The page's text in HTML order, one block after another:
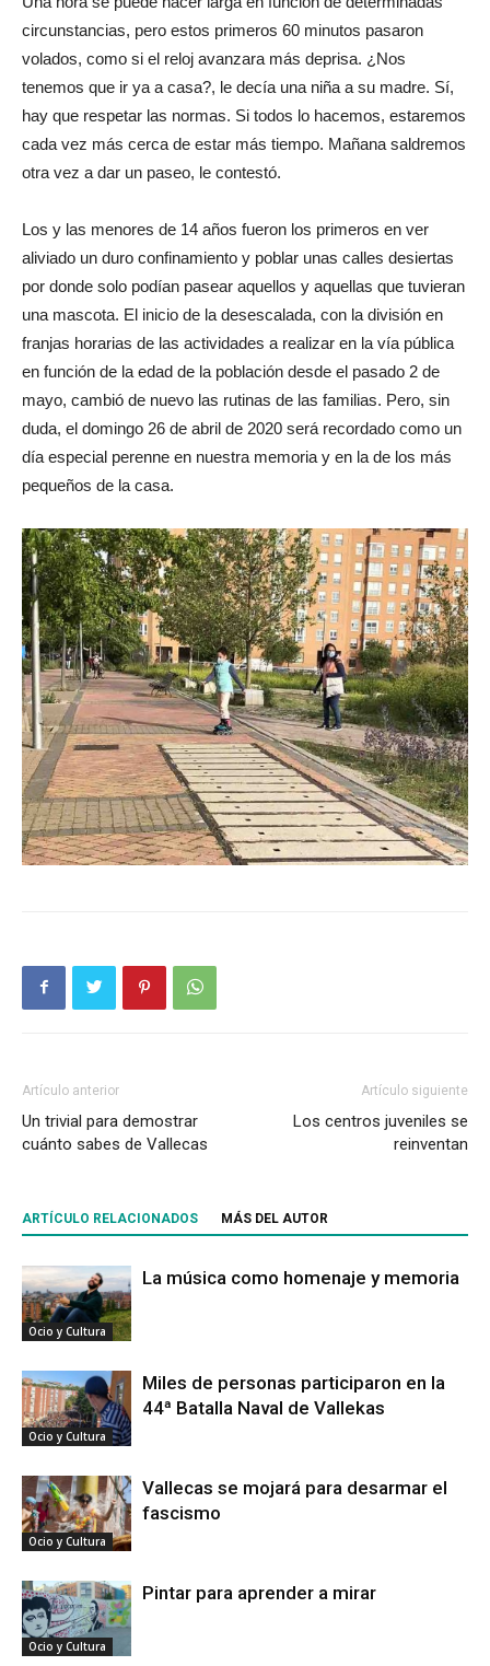
circunstancias, pero estos primeros 60 minutos pasaron
volados, como si el reloj avanzara más deprisa. ¿Nos
tenemos que ir ya a casa?, le decía una niña a su madre. Sí,
hay que respetar las normas. Si todos lo hacemos, estaremos
cada vez más cerca de estar más tiempo. Mañana saldremos
otra vez a dar un paseo, le contestó.
Los y las menores de 14 años fueron los primeros en ver
aliviado un duro confinamiento y poblar unas calles desiertas
por donde solo podían pasear aquellos y aquellas que tuvieran
una mascota. El inicio de la desescalada, con la división en
franjas horarias de las actividades a realizar en la vía pública
en función de la edad de la población desde el pasado 2 de
mayo, cambió de nuevo las rutinas de las familias. Pero, sin
duda, el domingo 26 de abril de 2020 será recordado como un
día especial perenne en nuestra memoria y en la de los más
pequeños de la casa.
Artículo anterior
Un trivial para demostrar
cuánto sabes de Vallecas
Artículo siguiente
Los centros juveniles se
reinventan
ARTÍCULO RELACIONADOS MÁS DEL AUTOR
Ocio y Cultura
La música como homenaje y memoria
Ocio y Cultura
Miles de personas participaron en la
44ª Batalla Naval de Vallekas
Ocio y Cultura
Vallecas se mojará para desarmar el
fascismo
Ocio y Cultura
Pintar para aprender a mirar